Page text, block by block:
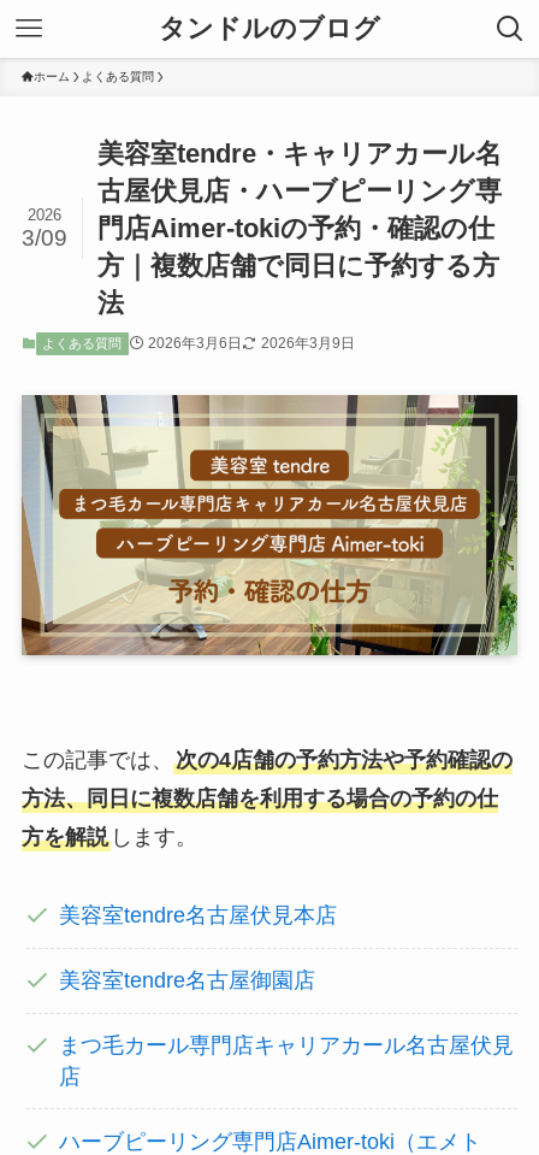
タンドルのブログ
ホーム よくある質問
美容室tendre・キャリアカール名
古屋伏見店・ハーブピーリング専
門店Aimer-tokiの予約・確認の仕
方｜複数店舗で同日に予約する方
法
2026
3/09
よくある質問 2026年3月6日 2026年3月9日
この記事では、 次の4店舗の予約方法や予約確認の
方法、同日に複数店舗を利用する場合の予約の仕
方を解説します。
美容室tendre名古屋伏見本店
美容室tendre名古屋御園店
まつ毛カール専門店キャリアカール名古屋伏見
店
ハーブピーリング専門店Aimer-toki（エメト